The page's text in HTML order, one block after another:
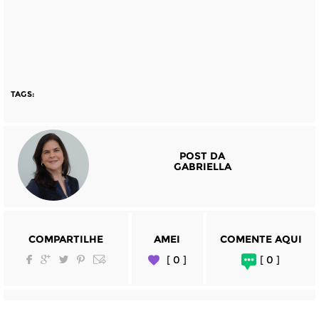
TAGS:
POST DA
GABRIELLA
COMPARTILHE
AMEI
[ 0 ]
COMENTE AQUI
[ 0 ]